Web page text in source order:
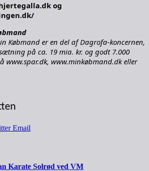
og
Købmand er en del af Dagrofa-koncernen,
på ca. 19 mia. kr. og godt 7.000
www.spar.dk, www.minkøbmand.dk eller
Email
Karate Solrød ved VM